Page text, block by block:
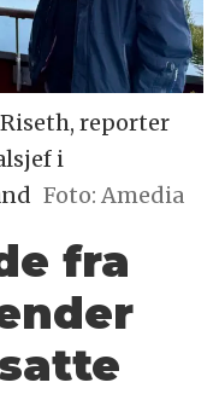
reporter
i
Foto: Amedia
fra